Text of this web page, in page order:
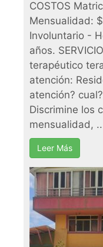
COSTOS
Mensualidad:
Involuntario -
años.
terapéutico
atención:
atención?
Discrimine los
mensualidad,
Leer Más